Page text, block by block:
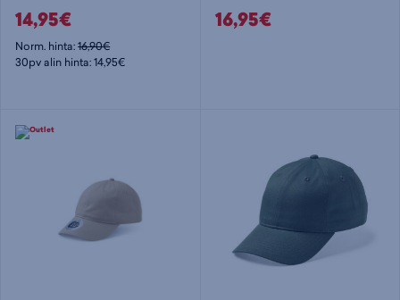
14,95€
Norm. hinta:16,90€
30pv alin hinta: 14,95€
16,95€